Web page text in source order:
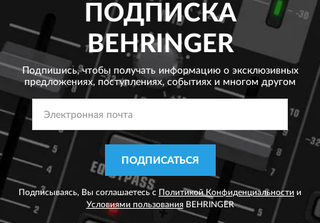
ПОДПИСКА
BEHRINGER
Подпишись, чтобы получать информацию о эксклюзивных
предложениях, поступлениях, событиях и многом другом
ПОДПИСАТЬСЯ
Подписываясь, Вы соглашаетесь с Политикой Конфиденциальности и
Условиями пользованияBEHRINGER